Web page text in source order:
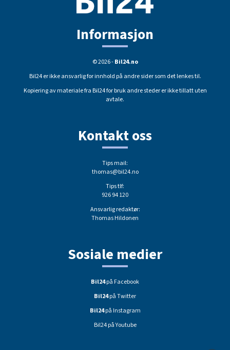
Informasjon
© 2026 -Bil24.no
Bil24 er ikke ansvarlig for innhold på andre sider som det lenkes til.
Kopiering av materiale fra Bil24 for bruk andre steder er ikke tillatt uten
avtale.
Kontakt oss
Tips mail:
thomas@bil24.no
Tips tlf:
926 94 120
Ansvarlig redaktør:
Thomas Hildonen
Sosiale medier
Bil24på Facebook
Bil24på Twitter
Bil24på Instagram
Bil24 på Youtube